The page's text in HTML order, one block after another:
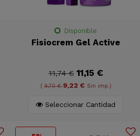
Disponible
Fisiocrem Gel Active
11,74 € 11,15 €
(9,70 €9,22 € Sin imp.)
Seleccionar Cantidad